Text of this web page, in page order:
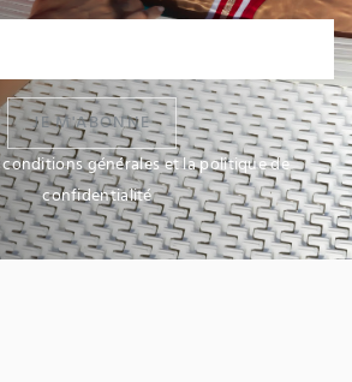
JE M'ABONNE
conditions générales et la politique de
confidentialité